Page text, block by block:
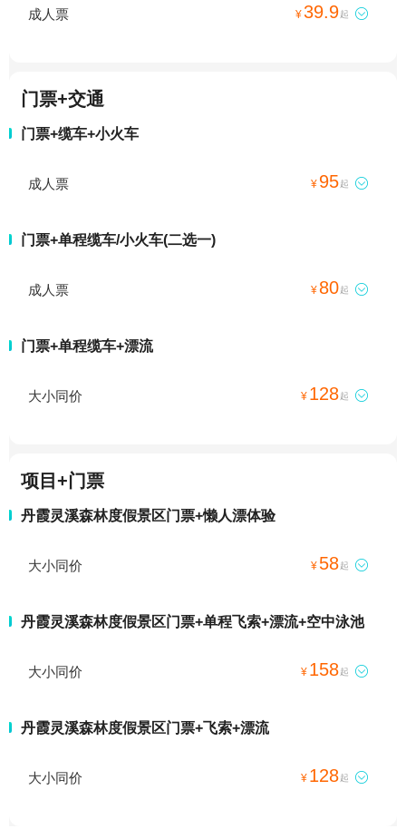
成人票 ¥39.9起 
门票+交通
门票+缆车+小火车
成人票 ¥ 95起 
门票+单程缆车/小火车(二选一)
成人票 ¥ 80起 
门票+单程缆车+漂流
大小同价 ¥ 128起 
项目+门票
丹霞灵溪森林度假景区门票+懒人漂体验
大小同价 ¥ 58起 
丹霞灵溪森林度假景区门票+单程飞索+漂流+空中泳池
大小同价 ¥ 158起 
丹霞灵溪森林度假景区门票+飞索+漂流
大小同价 ¥ 128起 